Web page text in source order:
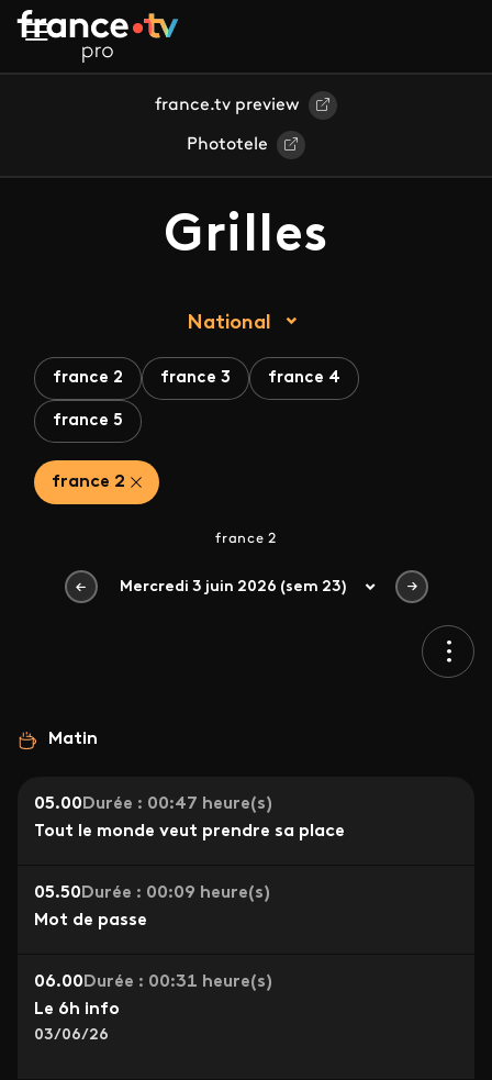
Aller au contenu principal
france.tv preview
Phototele
Grilles
National
france 2 france 3 france 4
france 5
france 2
france 2
Mercredi 3 juin 2026 (sem 23)
Matin
05.00 Durée : 00:47 heure(s)
Tout le monde veut prendre sa place
05.50 Durée : 00:09 heure(s)
Mot de passe
06.00 Durée : 00:31 heure(s)
Le 6h info
03/06/26